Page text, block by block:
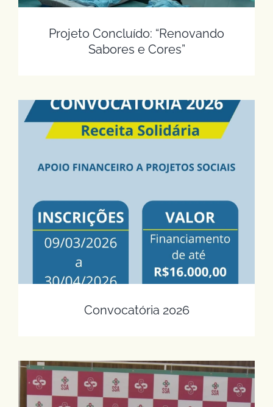
Projeto Concluído: “Renovando
Sabores e Cores”
Convocatória 2026
Convocatória 2026